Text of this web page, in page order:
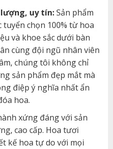
uy tín:Sản phẩm
chọn 100% từ hoa
và khoe sắc dưới bàn
cùng đội ngũ nhân viên
chúng tôi không chỉ
sản phẩm đẹp mắt mà
điệp ý nghĩa nhất ẩn
hoa.
xứng đáng với sản
cao cấp. Hoa tươi
kế hoa tự do với mọi